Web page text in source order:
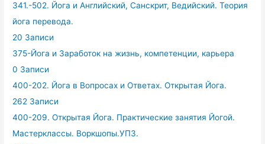
341.-502. Йога и Английский, Санскрит, Ведийский. Теория
йога перевода.
20 Записи
375-Йога и Заработок на жизнь, компетенции, карьера
0 Записи
400-202. Йога в Вопросах и Ответах. Открытая Йога.
262 Записи
400-209. Открытая Йога. Практические занятия Йогой.
Мастерклассы. Воркшопы.УПЗ.